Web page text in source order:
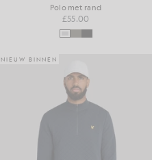
Polo met rand
£55.00
NIEUW BINNEN